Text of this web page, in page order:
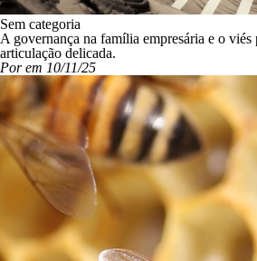
Sem categoria
A governança na família empresária e o
articulação delicada.
Por em 10/11/25